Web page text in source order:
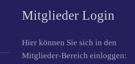
Mitglieder Login
Hier können Sie sich in den
Mitglieder-Bereich einloggen: